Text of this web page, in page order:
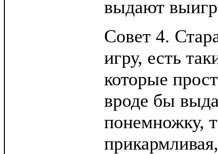
выдают
Совет 4.
игру, есть
которые
вроде бы
понемножку,